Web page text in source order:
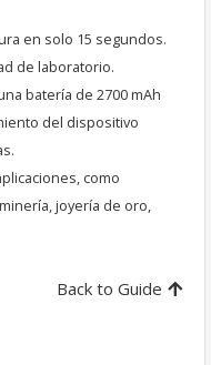
en solo 15 segundos.
de laboratorio.
batería de 2700 mAh
del dispositivo
como
joyería de oro,
Back to Guide